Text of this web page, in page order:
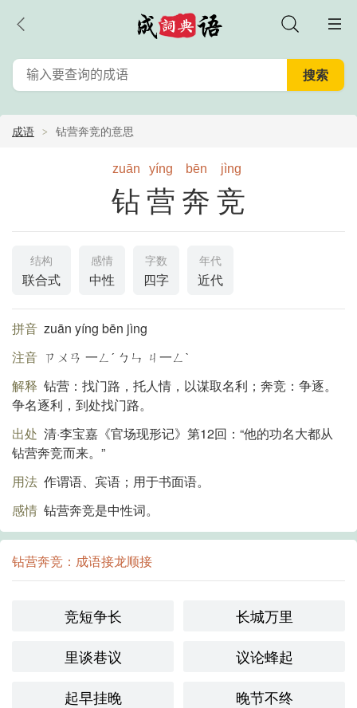
成语 钻营奔竞的意思
zuān yíng bēn jìng
钻营奔竞
结构
联合式
感情
中性
字数
四字
年代
近代
拼音 zuān yíng bēn jìng
注音 ㄗㄨㄢ 一ㄥˊ ㄅㄣ ㄐ一ㄥˋ
解释 钻营：找门路，托人情，以谋取名利；奔竞：争逐。
争名逐利，到处找门路。
出处 清·李宝嘉《官场现形记》第12回：“他的功名大都从
钻营奔竞而来。”
用法 作谓语、宾语；用于书面语。
感情 钻营奔竞是中性词。
钻营奔竞：成语接龙顺接
竞短争长
长城万里
里谈巷议
议论蜂起
起早挂晚
晚节不终